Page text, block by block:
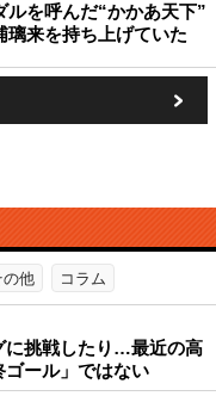
ルを呼んだ“かかあ天下”
璃来を持ち上げていた
の他 コラム
に挑戦したり…最近の高
ール」ではない